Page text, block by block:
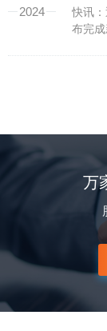
2024
快讯
布完
万